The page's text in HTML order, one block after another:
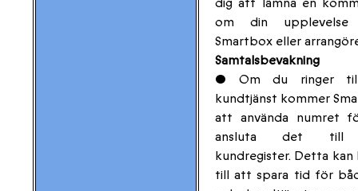
om din upplevelse
Smartbox eller
Samtalsbevakning
• Om du ringer
kundtjänst kommer
att använda numret
ansluta det till
kundregister. Detta kan
till att spara tid för